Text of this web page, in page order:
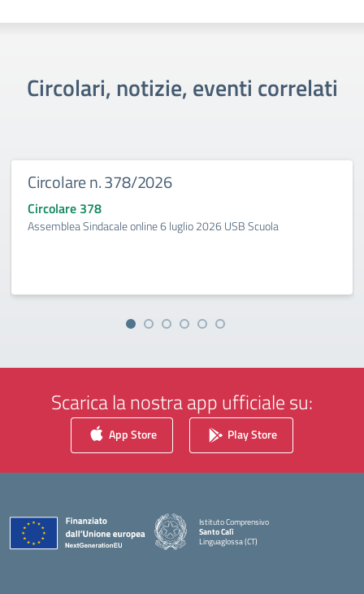
Circolari, notizie, eventi correlati
Circolare n. 378/2026
Circolare 378
Assemblea Sindacale online 6 luglio 2026 USB Scuola
Scarica la nostra app ufficiale su:
App Store Play Store
Istituto Comprensivo
Santo Calì
Linguaglossa (CT)
— Visita la pagina iniziale della scuola